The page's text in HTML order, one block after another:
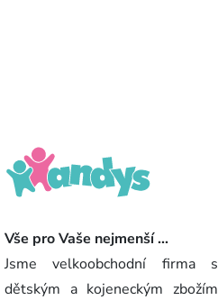
Vše pro Vaše nejmenší ...
Jsme velkoobchodní firma s
dětským a kojeneckým zbožím